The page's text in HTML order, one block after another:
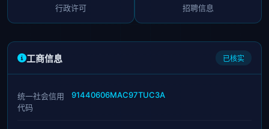
行政许可 招聘信息
工商信息 已核实
统一社会信用
代码
91440606MAC97TUC3A